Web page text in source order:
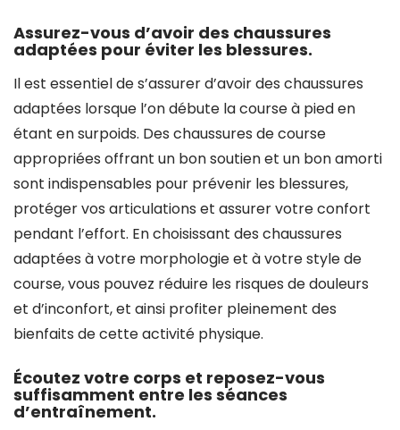
Assurez-vous d’avoir des chaussures
adaptées pour éviter les blessures.
Il est essentiel de s’assurer d’avoir des chaussures
adaptées lorsque l’on débute la course à pied en
étant en surpoids. Des chaussures de course
appropriées offrant un bon soutien et un bon amorti
sont indispensables pour prévenir les blessures,
protéger vos articulations et assurer votre confort
pendant l’effort. En choisissant des chaussures
adaptées à votre morphologie et à votre style de
course, vous pouvez réduire les risques de douleurs
et d’inconfort, et ainsi profiter pleinement des
bienfaits de cette activité physique.
Écoutez votre corps et reposez-vous
suffisamment entre les séances
d’entraînement.